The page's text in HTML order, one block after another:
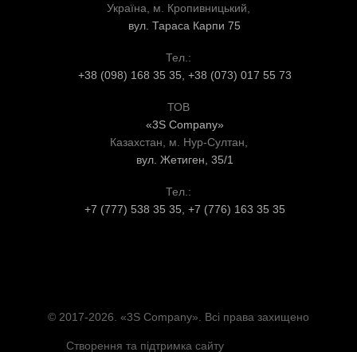
Україна, м. Кропивницький,
вул. Тараса Карпи 75
Тел.:
+38 (098) 168 35 35, +38 (073) 017 55 73
ТОВ
«3S Company»
Казахстан, м. Нур-Султан,
вул. Жетиген, 35/1
Тел.:
+7 (777) 538 35 35, +7 (776) 163 35 35
© 2017-2026. «3S Company». Всі права захищено
Створення та підтримка сайту